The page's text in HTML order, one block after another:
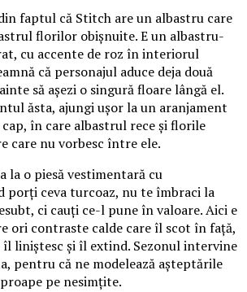
faptul că Stitch are un albastru care
florilor obișnuite. E un albastru-
cu accente de roz în interiorul
că personajul aduce deja două
să așezi o singură floare lângă el.
ăsta, ajungi ușor la un aranjament
cap, în care albastrul rece și florile
care nu vorbesc între ele.
la o piesă vestimentară cu
porți ceva turcoaz, nu te îmbraci la
ci cauți ce-l pune în valoare. Aici e
ori contraste calde care îl scot în față,
liniștesc și îl extind. Sezonul intervine
pentru că ne modelează așteptările
pe nesimțite.